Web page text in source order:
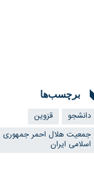
برچسب‌ها
دانشجو
قزوین
جمعیت هلال احمر جمهوری
اسلامی ایران